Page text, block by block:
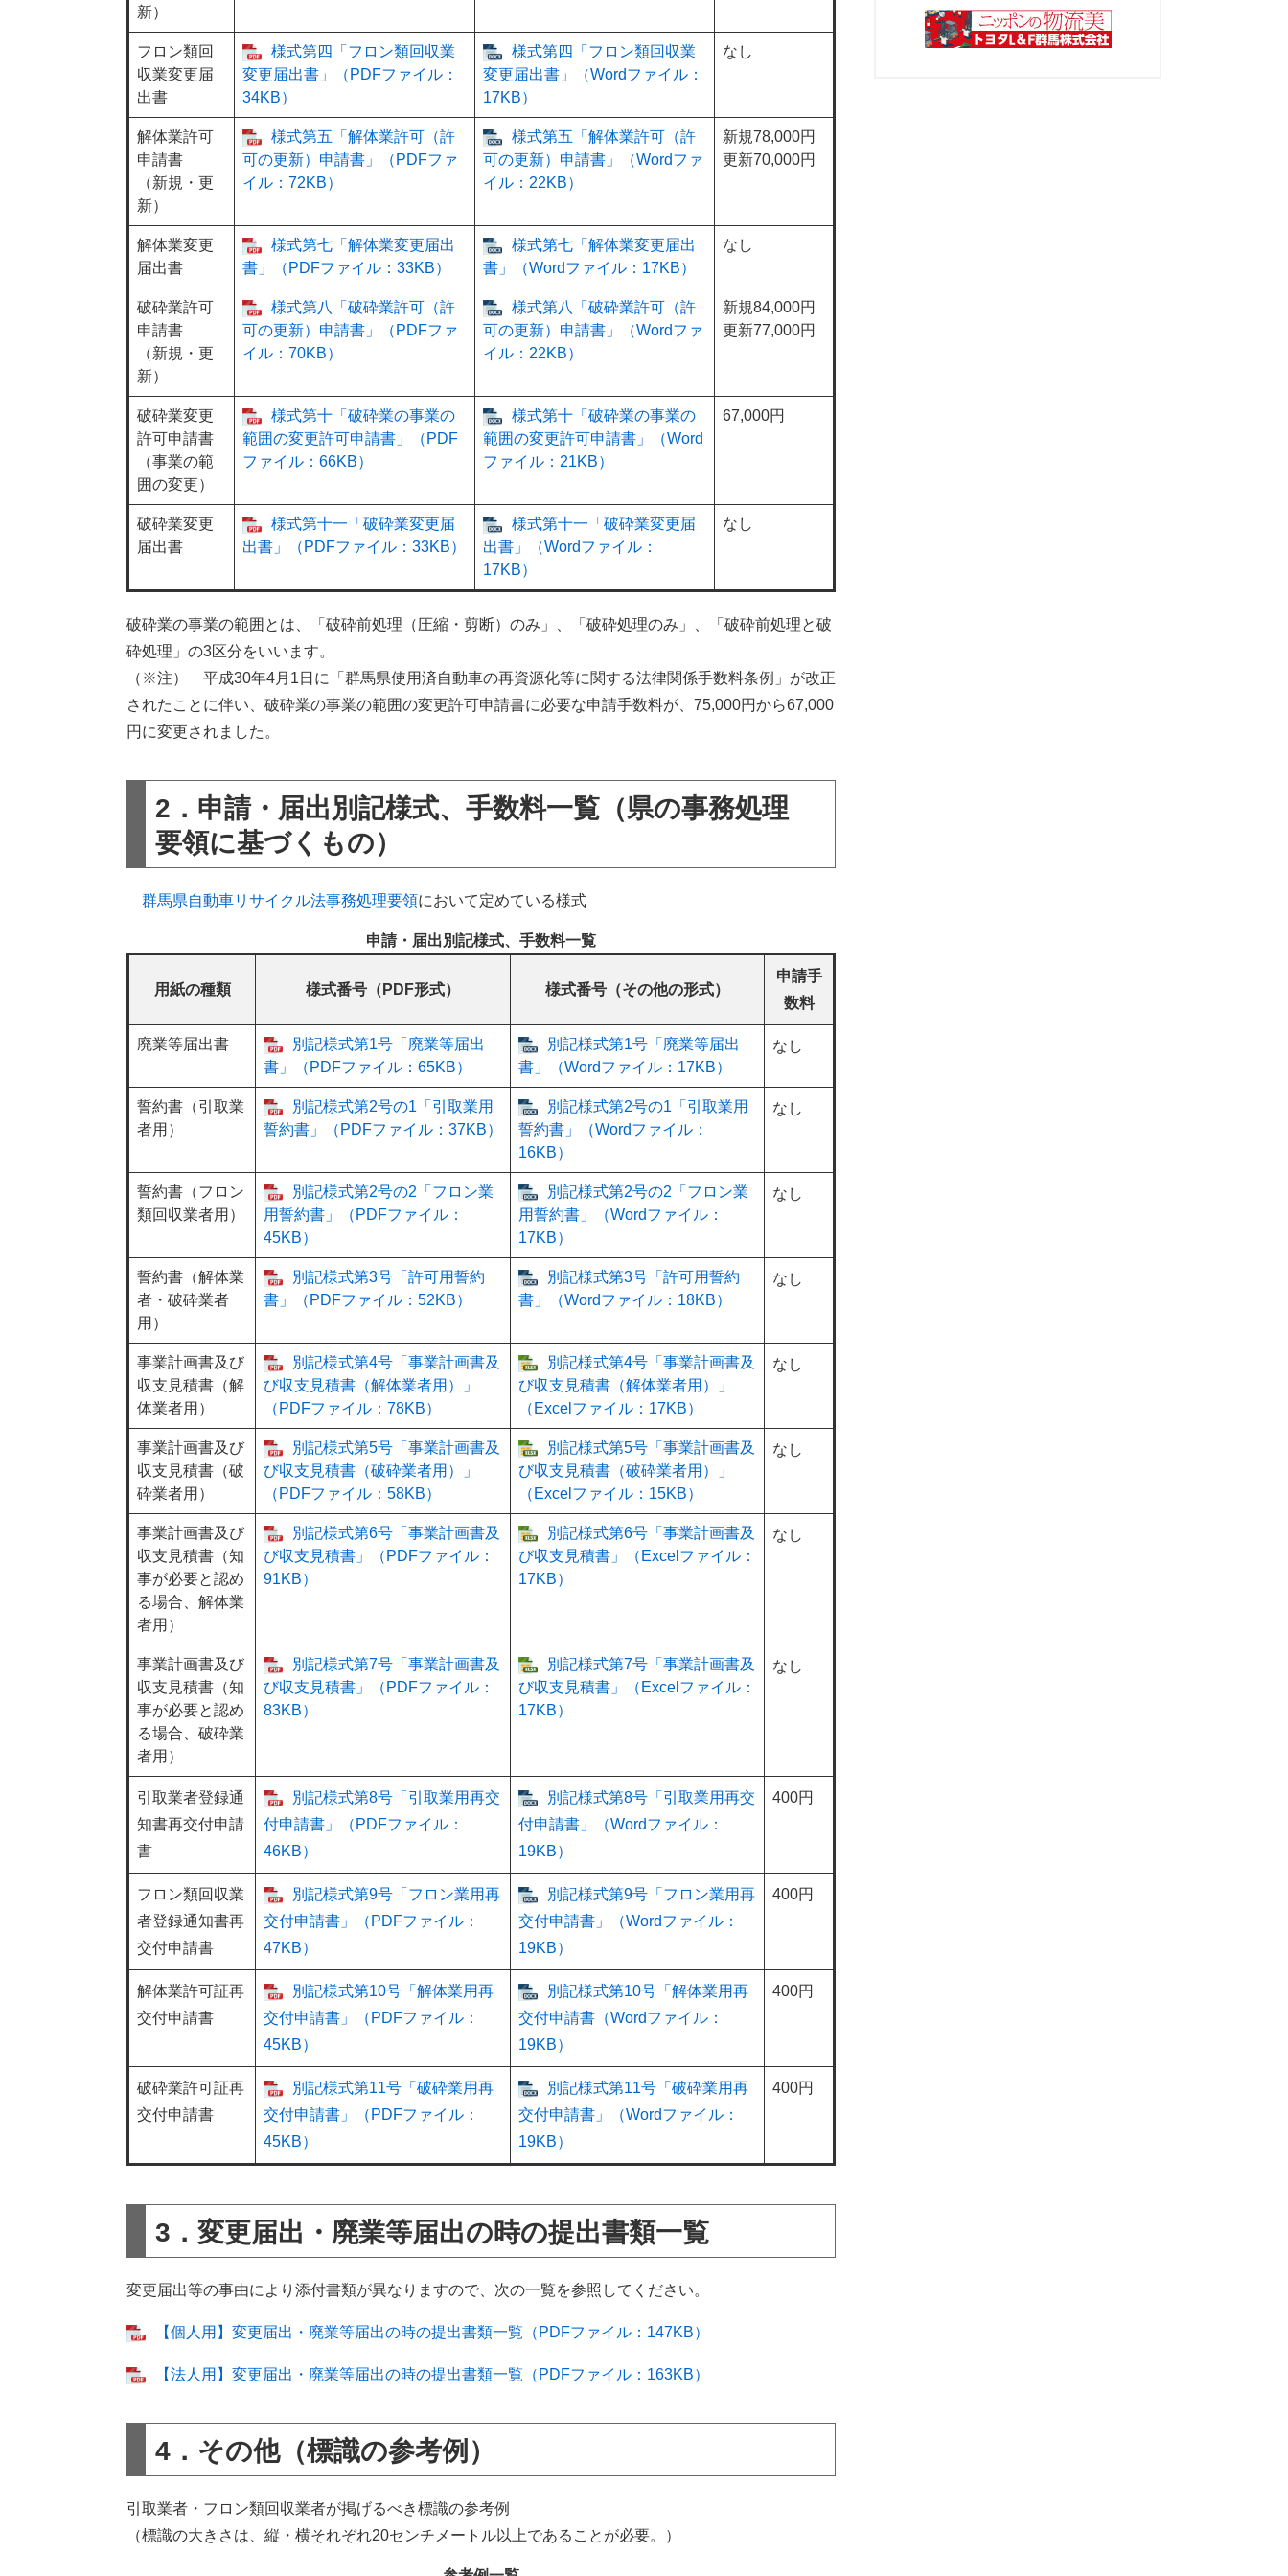
新）
フロン類回
収業変更届
出書
様式第四「フロン類回収業
変更届出書」（PDFファイル：
34KB）
様式第四「フロン類回収業
変更届出書」（Wordファイル：
17KB）
なし
解体業許可
申請書
（新規・更
新）
様式第五「解体業許可（許
可の更新）申請書」（PDFファ
イル：72KB）
様式第五「解体業許可（許
可の更新）申請書」（Wordファ
イル：22KB）
新規78,000円
更新70,000円
解体業変更
届出書
様式第七「解体業変更届出
書」（PDFファイル：33KB）
様式第七「解体業変更届出
書」（Wordファイル：17KB）
なし
破砕業許可
申請書
（新規・更
新）
様式第八「破砕業許可（許
可の更新）申請書」（PDFファ
イル：70KB）
様式第八「破砕業許可（許
可の更新）申請書」（Wordファ
イル：22KB）
新規84,000円
更新77,000円
破砕業変更
許可申請書
（事業の範
囲の変更）
様式第十「破砕業の事業の
範囲の変更許可申請書」（PDF
ファイル：66KB）
様式第十「破砕業の事業の
範囲の変更許可申請書」（Word
ファイル：21KB）
67,000円
破砕業変更
届出書
様式第十一「破砕業変更届
出書」（PDFファイル：33KB）
様式第十一「破砕業変更届
出書」（Wordファイル：
17KB）
なし
破砕業の事業の範囲とは、「破砕前処理（圧縮・剪断）のみ」、「破砕処理のみ」、「破砕前処理と破
砕処理」の3区分をいいます。
（※注） 平成30年4月1日に「群馬県使用済自動車の再資源化等に関する法律関係手数料条例」が改正
されたことに伴い、破砕業の事業の範囲の変更許可申請書に必要な申請手数料が、75,000円から67,000
円に変更されました。
2．申請・届出別記様式、手数料一覧（県の事務処理
要領に基づくもの）
群馬県自動車リサイクル法事務処理要領において定めている様式
申請・届出別記様式、手数料一覧
用紙の種類 様式番号（PDF形式） 様式番号（その他の形式）
申請手
数料
廃業等届出書
別記様式第1号「廃業等届出
書」（PDFファイル：65KB）
別記様式第1号「廃業等届出
書」（Wordファイル：17KB）
なし
誓約書（引取業
者用）
別記様式第2号の1「引取業用
誓約書」（PDFファイル：37KB）
別記様式第2号の1「引取業用
誓約書」（Wordファイル：
16KB）
なし
誓約書（フロン
類回収業者用）
別記様式第2号の2「フロン業
用誓約書」（PDFファイル：
45KB）
別記様式第2号の2「フロン業
用誓約書」（Wordファイル：
17KB）
なし
誓約書（解体業
者・破砕業者
用）
別記様式第3号「許可用誓約
書」（PDFファイル：52KB）
別記様式第3号「許可用誓約
書」（Wordファイル：18KB）
なし
事業計画書及び
収支見積書（解
体業者用）
別記様式第4号「事業計画書及
び収支見積書（解体業者用）」
（PDFファイル：78KB）
別記様式第4号「事業計画書及
び収支見積書（解体業者用）」
（Excelファイル：17KB）
なし
事業計画書及び
収支見積書（破
砕業者用）
別記様式第5号「事業計画書及
び収支見積書（破砕業者用）」
（PDFファイル：58KB）
別記様式第5号「事業計画書及
び収支見積書（破砕業者用）」
（Excelファイル：15KB）
なし
事業計画書及び
収支見積書（知
事が必要と認め
る場合、解体業
者用）
別記様式第6号「事業計画書及
び収支見積書」（PDFファイル：
91KB）
別記様式第6号「事業計画書及
び収支見積書」（Excelファイル：
17KB）
なし
事業計画書及び
収支見積書（知
事が必要と認め
る場合、破砕業
者用）
別記様式第7号「事業計画書及
び収支見積書」（PDFファイル：
83KB）
別記様式第7号「事業計画書及
び収支見積書」（Excelファイル：
17KB）
なし
引取業者登録通
知書再交付申請
書
別記様式第8号「引取業用再交
付申請書」（PDFファイル：
46KB）
別記様式第8号「引取業用再交
付申請書」（Wordファイル：
19KB）
400円
フロン類回収業
者登録通知書再
交付申請書
別記様式第9号「フロン業用再
交付申請書」（PDFファイル：
47KB）
別記様式第9号「フロン業用再
交付申請書」（Wordファイル：
19KB）
400円
解体業許可証再
交付申請書
別記様式第10号「解体業用再
交付申請書」（PDFファイル：
45KB）
別記様式第10号「解体業用再
交付申請書（Wordファイル：
19KB）
400円
破砕業許可証再
交付申請書
別記様式第11号「破砕業用再
交付申請書」（PDFファイル：
45KB）
別記様式第11号「破砕業用再
交付申請書」（Wordファイル：
19KB）
400円
3．変更届出・廃業等届出の時の提出書類一覧
変更届出等の事由により添付書類が異なりますので、次の一覧を参照してください。
【個人用】変更届出・廃業等届出の時の提出書類一覧（PDFファイル：147KB）
【法人用】変更届出・廃業等届出の時の提出書類一覧（PDFファイル：163KB）
4．その他（標識の参考例）
引取業者・フロン類回収業者が掲げるべき標識の参考例
（標識の大きさは、縦・横それぞれ20センチメートル以上であることが必要。）